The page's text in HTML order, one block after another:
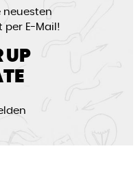
neuesten
per E-Mail!
UP